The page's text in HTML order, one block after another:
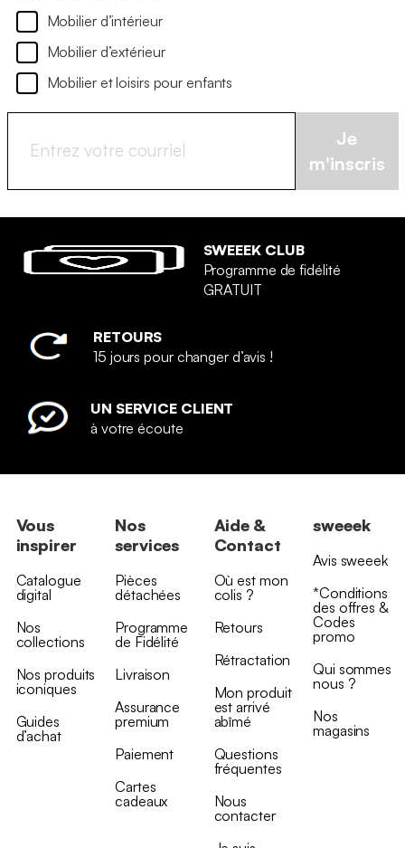
Mobilier d’intérieur
Mobilier d’extérieur
Mobilier et loisirs pour enfants
Je
m'inscris
SWEEEK CLUB
Programme de fidélité
GRATUIT
RETOURS
15 jours pour changer d’avis !
UN SERVICE CLIENT
à votre écoute
Vous
inspirer
Catalogue
digital
Nos
collections
Nos produits
iconiques
Guides
d’achat
Nos
services
Pièces
détachées
Programme
de Fidélité
Livraison
Assurance
premium
Paiement
Cartes
cadeaux
Aide &
Contact
Où est mon
colis ?
Retours
Rétractation
Mon produit
est arrivé
abîmé
Questions
fréquentes
Nous
contacter
sweeek
Avis sweeek
*Conditions
des offres &
Codes
promo
Qui sommes
nous ?
Nos
magasins